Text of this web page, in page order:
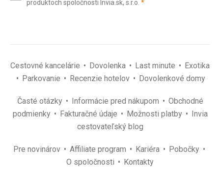
(povinné)
produktoch spoločnosti Invia.sk, s.r.o. *(povinné)
Cestovné kancelárie Dovolenka Last minute
Exotika
Parkovanie
Recenzie hotelov Dovolenkové domy
Časté otázky Informácie pred nákupom
Obchodné
podmienky
Fakturačné údaje Možnosti platby
Invia
cestovateľský blog
Pre novinárov Affiliate program Kariéra
Pobočky
O spoločnosti
Kontakty